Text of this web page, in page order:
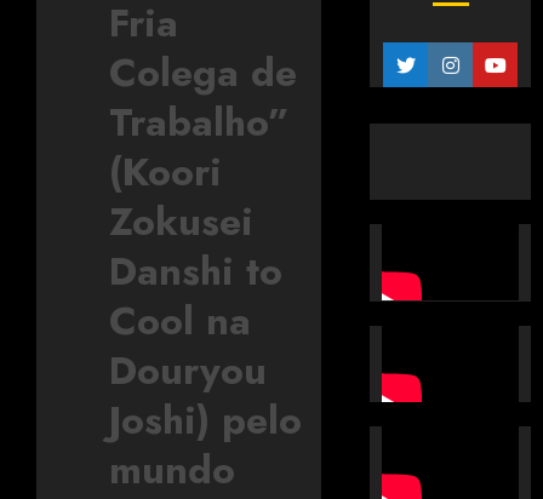
Fria
Colega de
Trabalho”
(Koori
Zokusei
Danshi to
Cool na
Douryou
Joshi) pelo
mundo